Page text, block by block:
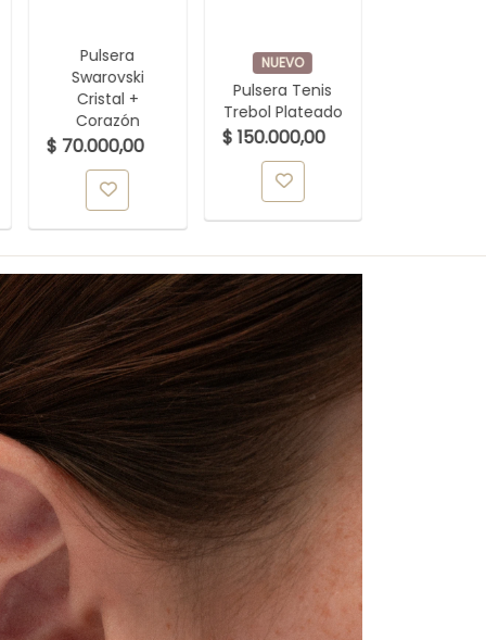
Pulsera
Swarovski
Cristal +
Corazón
$ 70.000,00
NUEVO
Pulsera Tenis
Trebol Plateado
$ 150.000,00